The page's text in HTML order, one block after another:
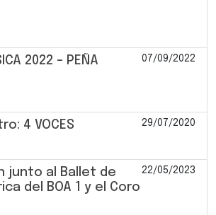
2022 – PEÑA
07/09/2022
4 VOCES
29/07/2020
junto al Ballet de
del BOA 1 y el Coro
22/05/2023